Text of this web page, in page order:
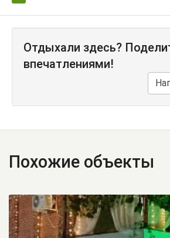
Отдыхали здесь?
впечатлениями!
Похожие объекты